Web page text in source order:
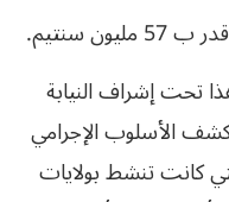
سنتيم.
تحت إشراف النيابة
الأسلوب الإجرامي
كانت تنشط بولايات